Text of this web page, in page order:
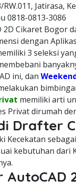
RW.011, Jatirasa,
0818-0813-3086
Cikaret Bogor
dengan
3 seleksi
ini, dan
memiliki arti
Privat dirumah
Drafter
Kecekatan
kebutuhan dari
AutoCAD